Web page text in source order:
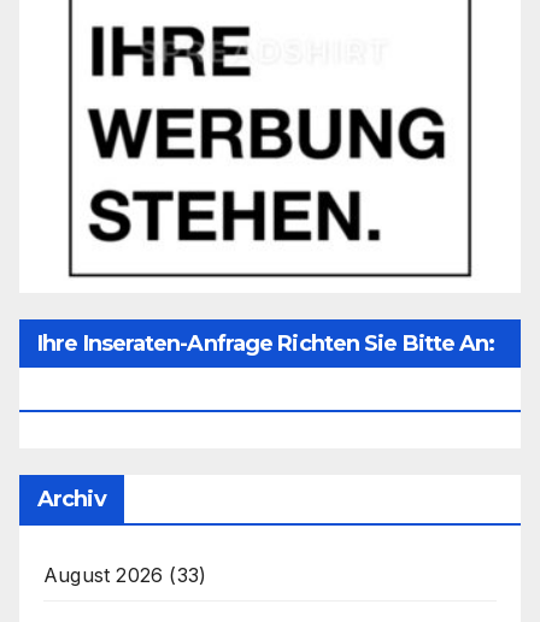
Ihre Inseraten-Anfrage Richten Sie Bitte An:
Archiv
August 2026 (33)